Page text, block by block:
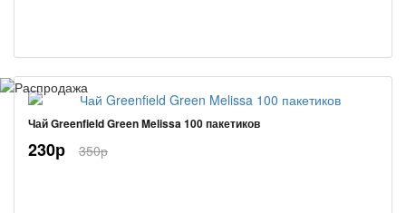
Чай Greenfield Green Melissa 100 пакетиков
230р 350р